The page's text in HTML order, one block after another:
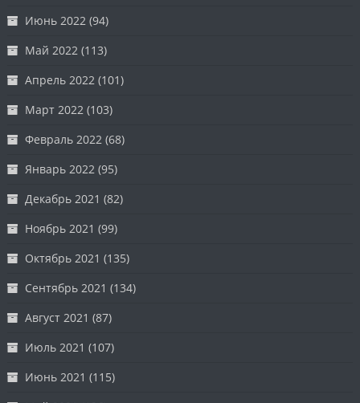
Июнь 2022 (94)
Май 2022 (113)
Апрель 2022 (101)
Март 2022 (103)
Февраль 2022 (68)
Январь 2022 (95)
Декабрь 2021 (82)
Ноябрь 2021 (99)
Октябрь 2021 (135)
Сентябрь 2021 (134)
Август 2021 (87)
Июль 2021 (107)
Июнь 2021 (115)